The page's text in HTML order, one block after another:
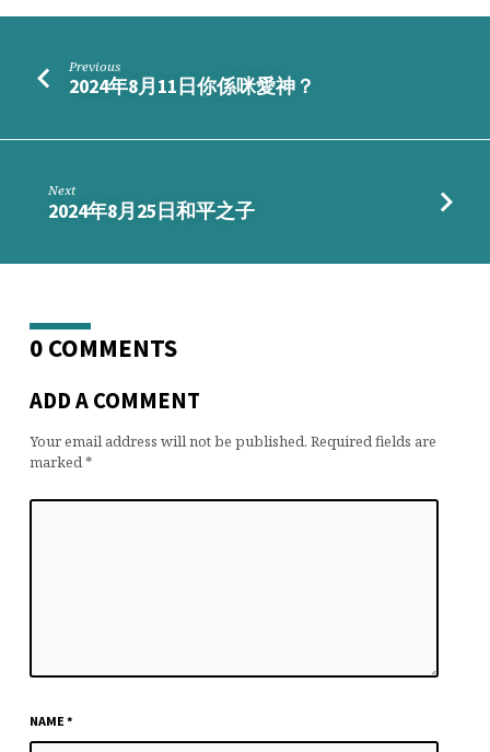
又
何？Previous
2024年8月11日你係咪愛神？
Next
2024年8月25日和平之子
0 COMMENTS
ADD A COMMENT
Your email address will not be published. Required fields are
marked*
NAME *